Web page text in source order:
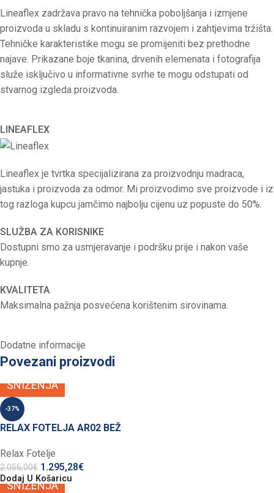
Lineaflex zadržava pravo na tehnička poboljšanja i izmjene
proizvoda u skladu s kontinuiranim razvojem i zahtjevima tržišta.
Tehničke karakteristike mogu se promijeniti bez prethodne
najave. Prikazane boje tkanina, drvenih elemenata i fotografija
služe isključivo u informativne svrhe te mogu odstupati od
stvarnog izgleda proizvoda.
LINEAFLEX
Lineaflex je tvrtka specijalizirana za proizvodnju madraca,
jastuka i proizvoda za odmor. Mi proizvodimo sve proizvode i iz
tog razloga kupcu jamčimo najbolju cijenu uz popuste do 50%.
SLUŽBA ZA KORISNIKE
Dostupni smo za usmjeravanje i podršku prije i nakon vaše
kupnje.
KVALITETA
Maksimalna pažnja posvećena korištenim sirovinama.
Dodatne informacije
Povezani proizvodi
SNIŽENJA
-37%
RELAX FOTELJA AR02 BEŽ
Relax Fotelje
2.056,00€ 1.295,28€
Dodaj U Košaricu
SNIŽENJA